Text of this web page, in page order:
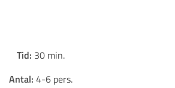
Tid: 30 min.
Antal: 4-6 pers.